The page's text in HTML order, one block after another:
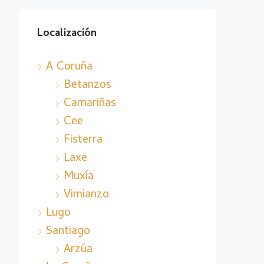
Localización
A Coruña
Betanzos
Camariñas
Cee
Fisterra
Laxe
Muxía
Vimianzo
Lugo
Santiago
Arzúa